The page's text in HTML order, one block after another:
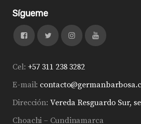
Sígueme
Cel: +57 311 238 3282
E-mail:
Dirección: Vereda Resguardo Sur,
Choachi – Cundinamarca